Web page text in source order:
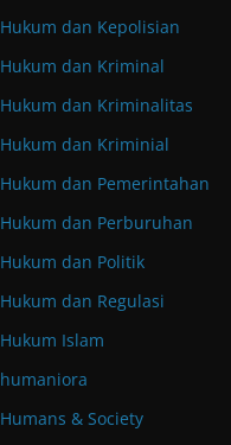
Hukum dan Kepolisian
Hukum dan Kriminal
Hukum dan Kriminalitas
Hukum dan Kriminial
Hukum dan Pemerintahan
Hukum dan Perburuhan
Hukum dan Politik
Hukum dan Regulasi
Hukum Islam
humaniora
Humans & Society